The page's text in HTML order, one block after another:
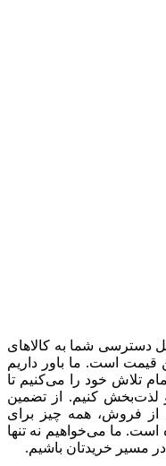
دسترسی شما به کالاهای
قیمت است. ما باور داریم
تلاش خود را می‌کنیم تا
و لذت‌بخش کنیم. از تضمین
از فروش، همه چیز برای
ما می‌خواهیم نه تنها
مسیر خریدتان باشیم.